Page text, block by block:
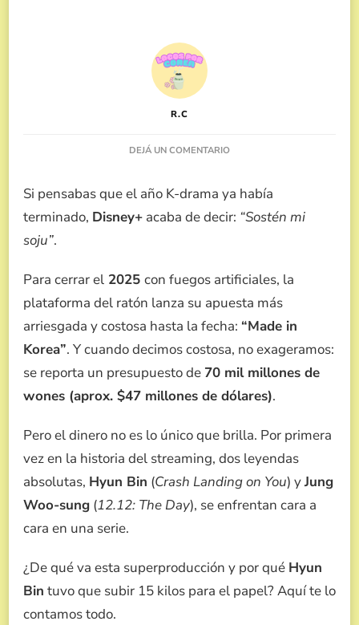
R.C
DEJÁ UN COMENTARIOEN
KOREA
CON
JUNG
WOO-
SUNG
K-
DRAMA
CARO
DE
Si pensabas que el año K-drama ya había
terminado, Disney+ acaba de decir: “Sostén mi
soju”.
Para cerrar el 2025 con fuegos artificiales, la
plataforma del ratón lanza su apuesta más
arriesgada y costosa hasta la fecha: “Made in
Korea”. Y cuando decimos costosa, no exageramos:
se reporta un presupuesto de 70 mil millones de
wones (aprox. $47 millones de dólares).
Pero el dinero no es lo único que brilla. Por primera
vez en la historia del streaming, dos leyendas
absolutas, Hyun Bin (Crash Landing on You) yJung
Woo-sung (12.12: The Day), se enfrentan cara a
cara en una serie.
¿De qué va esta superproducción y por qué Hyun
Bin tuvo que subir 15 kilos para el papel? Aquí te lo
contamos todo.